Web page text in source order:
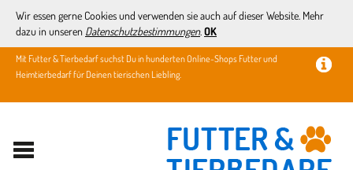
Wir essen gerne Cookies und verwenden sie auch auf dieser Website. Mehr
dazu in unseren Datenschutzbestimmungen. OK
Mit Futter & Tierbedarf suchst Du in hunderten Online-Shops Futter und
Heimtierbedarf für Deinen tierischen Liebling.